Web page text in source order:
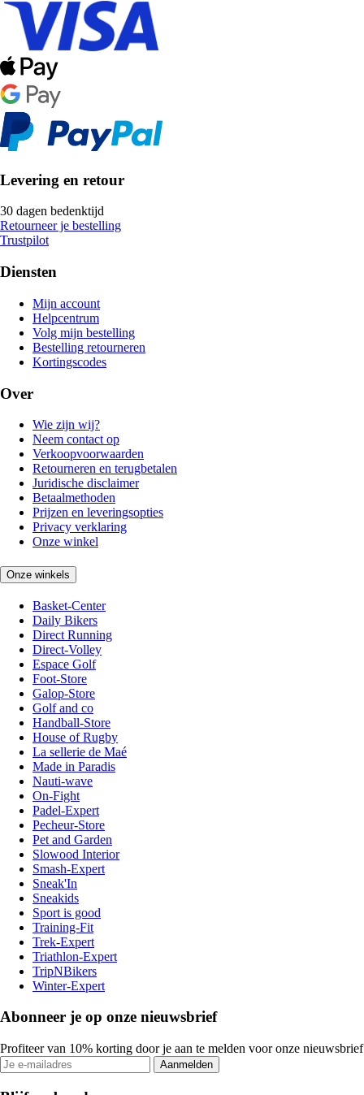
Levering en retour
30 dagen bedenktijd
Retourneer je bestelling
Trustpilot
Diensten
Mijn account
Helpcentrum
Volg mijn bestelling
Bestelling retourneren
Kortingscodes
Over
Wie zijn wij?
Neem contact op
Verkoopvoorwaarden
Retourneren en terugbetalen
Juridische disclaimer
Betaalmethoden
Prijzen en leveringsopties
Privacy verklaring
Onze winkel
Onze winkels
Basket-Center
Daily Bikers
Direct Running
Direct-Volley
Espace Golf
Foot-Store
Galop-Store
Golf and co
Handball-Store
House of Rugby
La sellerie de Maé
Made in Paradis
Nauti-wave
On-Fight
Padel-Expert
Pecheur-Store
Pet and Garden
Slowood Interior
Smash-Expert
Sneak'In
Sneakids
Sport is good
Training-Fit
Trek-Expert
Triathlon-Expert
TripNBikers
Winter-Expert
Abonneer je op onze nieuwsbrief
Profiteer van 10% korting door je aan te melden voor onze nieuwsbrief
Aanmelden